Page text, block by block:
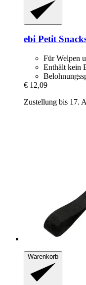
ebi Petit
Für Welpen
Enthält kein
€ 12,09
Zustellung bis 17.
Warenkorb